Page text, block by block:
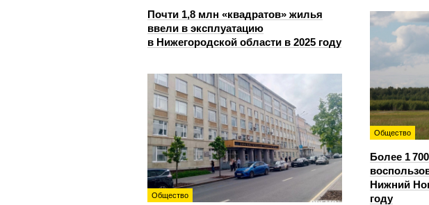
Почти 1,8 млн «квадратов» жилья
ввели в эксплуатацию
в Нижегородской области в 2025 году
Общество
Более 1
Нижний
году
Общество